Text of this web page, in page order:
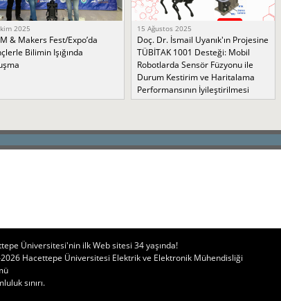
2025
& Makers Fest/Expo’da
Bilimin Işığında
15 Ağustos 2025
Doç. Dr. İsmail Uyanık'ın Projesine
TÜBİTAK 1001 Desteği: Mobil
Robotlarda Sensör Füzyonu ile
Durum Kestirim ve Haritalama
Performansının İyileştirilmesi
Üniversitesi'nin ilk Web sitesi 34 yaşında!
Hacettepe Üniversitesi Elektrik ve Elektronik Mühendisliği
sınırı.